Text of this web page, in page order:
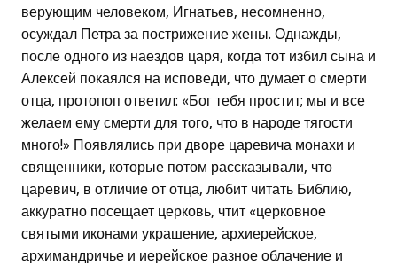
верующим человеком, Игнатьев, несомненно,
осуждал Петра за пострижение жены. Однажды,
после одного из наездов царя, когда тот избил сына и
Алексей покаялся на исповеди, что думает о смерти
отца, протопоп ответил: «Бог тебя простит; мы и все
желаем ему смерти для того, что в народе тягости
много!» Появлялись при дворе царевича монахи и
священники, которые потом рассказывали, что
царевич, в отличие от отца, любит читать Библию,
аккуратно посещает церковь, чтит «церковное
святыми иконами украшение, архиерейское,
архимандричье и иерейское разное облачение и